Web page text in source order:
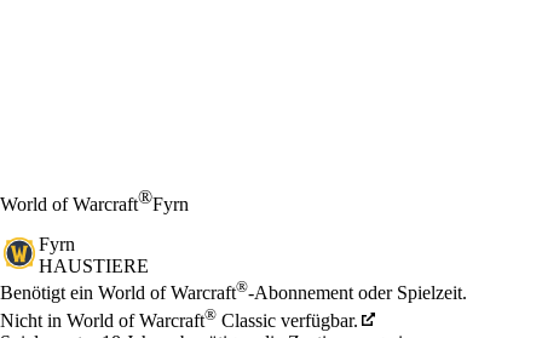
World of Warcraft®Fyrn
Fyrn
HAUSTIERE
Preis
Available actions
Benötigt ein World of Warcraft®-Abonnement oder Spielzeit.
Nicht in World of Warcraft® Classic verfügbar.